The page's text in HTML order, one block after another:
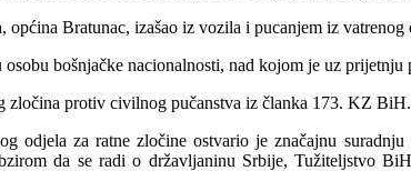
općina Bratunac, izašao iz vozila i pucanjem iz
bošnjačke nacionalnosti, nad kojom je uz
zločina protiv civilnog pučanstva iz članka 173. KZ BiH.
odjela za ratne zločine ostvario je značajnu
da se radi o državljaninu Srbije, Tužiteljstvo